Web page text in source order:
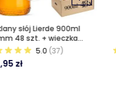
słój Lierde 900ml
48 szt. + wieczka
na kwiatach"
5.0 (37)
zł